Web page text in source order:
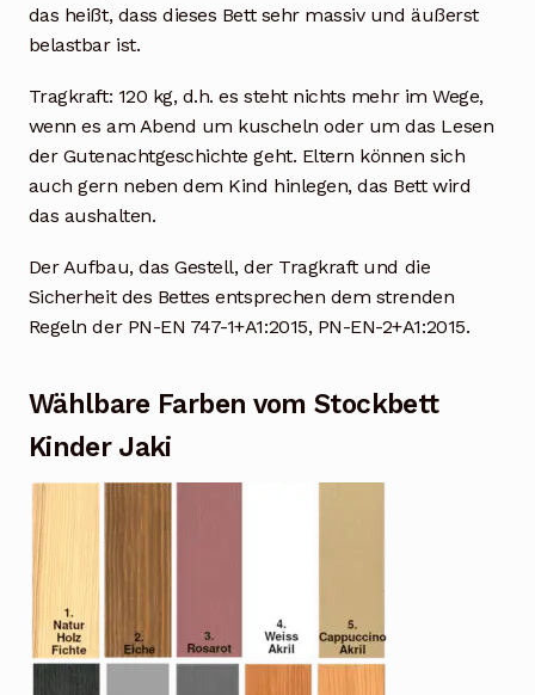
das heißt, dass dieses Bett sehr massiv und äußerst
belastbar ist.
Tragkraft: 120 kg, d.h. es steht nichts mehr im Wege,
wenn es am Abend um kuscheln oder um das Lesen
der Gutenachtgeschichte geht. Eltern können sich
auch gern neben dem Kind hinlegen, das Bett wird
das aushalten.
Der Aufbau, das Gestell, der Tragkraft und die
Sicherheit des Bettes entsprechen dem strenden
Regeln der PN-EN 747-1+A1:2015, PN-EN-2+A1:2015.
Wählbare Farben vom Stockbett
Kinder Jaki